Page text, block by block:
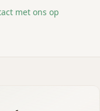
met ons op